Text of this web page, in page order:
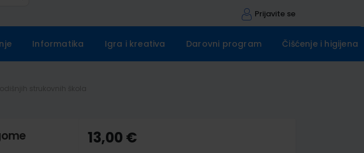
Prijavite se
Informatika Igra i kreativa Darovni program Čišćenje i higijena
13,00 €